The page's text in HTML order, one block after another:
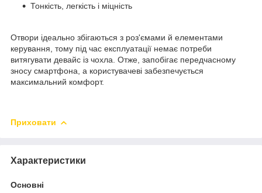
Тонкість, легкість і міцність
Отвори ідеально збігаються з роз'ємами й елементами
керування, тому під час експлуатації немає потреби
витягувати девайс із чохла. Отже, запобігає передчасному
зносу смартфона, а користувачеві забезпечується
максимальний комфорт.
Приховати
Характеристики
Основні